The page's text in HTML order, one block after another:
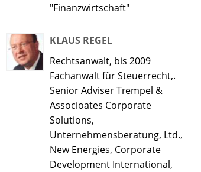
"Finanzwirtschaft"
KLAUS REGEL
Rechtsanwalt, bis 2009
Fachanwalt für Steuerrecht,.
Senior Adviser Trempel &
Associoates Corporate
Solutions,
Unternehmensberatung, Ltd.,
New Energies, Corporate
Development International,